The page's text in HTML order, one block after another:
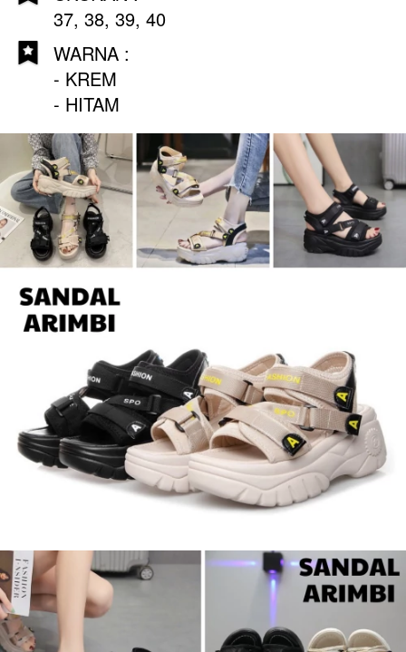
37, 38, 39, 40
WARNA :
- KREM
- HITAM